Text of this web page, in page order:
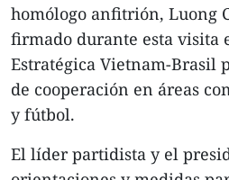
homólogo anfitrión, Luong
firmado durante esta visita
Estratégica Vietnam-Brasil
de cooperación en áreas
y fútbol.
El líder partidista y el